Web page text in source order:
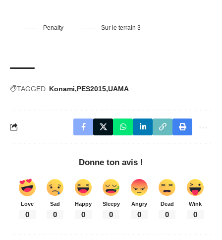
Penalty Sur le terrain 3
TAGGED: Konami PES2015 UAMA
Donne ton avis !
Love
0
Sad
0
Happy
0
Sleepy
0
Angry
0
Dead
0
Wink
0